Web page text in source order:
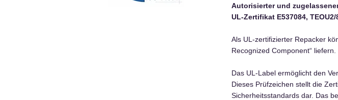
Autorisierter und
UL-Zertifikat E537084,
Als UL-zertifizierter Repacker
Recognized Component“ liefern.
Das UL-Label ermöglicht den
Dieses Prüfzeichen stellt die
Sicherheitsstandards dar. Das